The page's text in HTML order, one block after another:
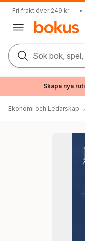
Fri frakt över 249 kr •
Sök bok,
Skapa nya
Ekonomi och Ledarskap